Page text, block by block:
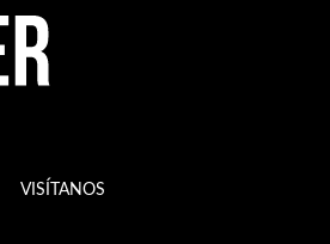
VISÍTANOS